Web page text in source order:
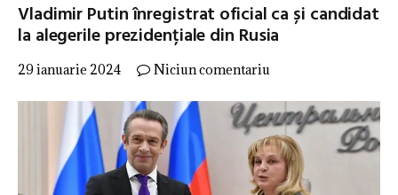
Vladimir Putin înregistrat oficial ca și candidat
la alegerile prezidențiale din Rusia
29 ianuarie 2024 Niciun comentariu